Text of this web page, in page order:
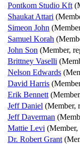
Pontkom Studio Kft
Shaukat Attari
Simeon John
Samuel Korah
John Son (Member,
Brittney Vaselli
Nelson Edwards
David Harris
Erik Bennett
Jeff Daniel (Member,
Jeff Daverman
Mattie Levi (Member,
Dr. Robert Grant